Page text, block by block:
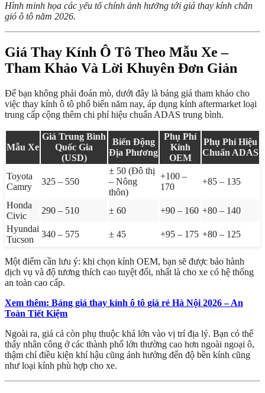
Hình minh họa các yếu tố chính ảnh hưởng tới giá thay kính chắn
gió ô tô năm 2026.
Giá Thay Kính Ô Tô Theo Mẫu Xe –
Tham Khảo Và Lời Khuyên Đơn Giản
Để bạn không phải đoán mò, dưới đây là bảng giá tham khảo cho
việc thay kính ô tô phổ biến năm nay, áp dụng kính aftermarket loại
trung cấp cộng thêm chi phí hiệu chuẩn ADAS trung bình.
Mẫu Xe
Giá Trung Bình
Quốc Gia
(USD)
Biến Động
Địa Phương
Phụ Phí
Kính
OEM
Phụ Phí Hiệu
Chuẩn ADAS
Toyota
Camry
325 – 550
± 50 (Đô thị
– Nông
thôn)
+100 –
170
+85 – 135
Honda
Civic
290 – 510 ± 60 +90 – 160 +80 – 140
Hyundai
Tucson
340 – 575 ± 45 +95 – 175 +80 – 125
Một điểm cần lưu ý: khi chọn kính OEM, bạn sẽ được bảo hành
dịch vụ và độ tương thích cao tuyệt đối, nhất là cho xe có hệ thống
an toàn cao cấp.
Xem thêm: Bảng giá thay kính ô tô giá rẻ Hà Nội 2026 – An
Toàn Tiết Kiệm
Ngoài ra, giá cả còn phụ thuộc khá lớn vào vị trí địa lý. Bạn có thể
thấy nhân công ở các thành phố lớn thường cao hơn ngoài ngoại ô,
thậm chí điều kiện khí hậu cũng ảnh hưởng đến độ bền kính cũng
như loại kính phù hợp cho xe.